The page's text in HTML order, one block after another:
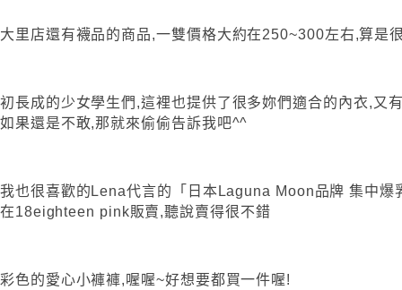
大里店還有襪品的商品,一雙價格大約在250~300左右,算是
初長成的少女學生們,這裡也提供了很多妳們適合的內衣,又
如果還是不敢,那就來偷偷告訴我吧^^
我也很喜歡的Lena代言的「日本Laguna Moon品牌 集中爆
在18eighteen pink販賣,聽說賣得很不錯
彩色的愛心小褲褲,喔喔~好想要都買一件喔!